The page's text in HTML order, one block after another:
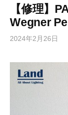
【修理】
Wegner
2024年2月26日